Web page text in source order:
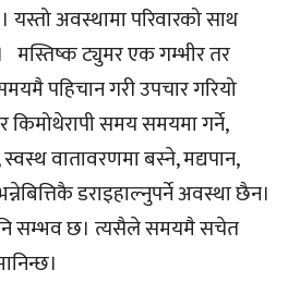
अवस्थामा परिवारको साथ
ट्युमर एक गम्भीर तर
पहिचान गरी उपचार गरियो
किमोथेरापी समय समयमा गर्ने,
वातावरणमा बस्ने, मद्यपान,
डराइहाल्नुपर्ने अवस्था छैन।
सम्भव छ। त्यसैले समयमै सचेत